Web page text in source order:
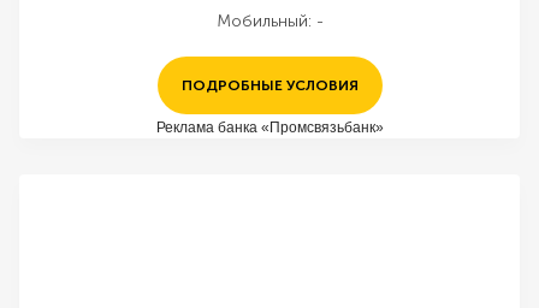
Мобильный: -
ПОДРОБНЫЕ УСЛОВИЯ
Реклама банка «Промсвязьбанк»